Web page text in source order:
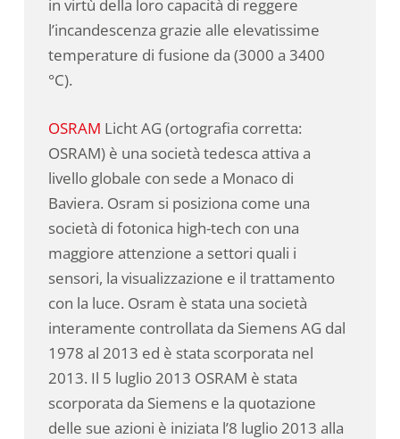
in virtù della loro capacità di reggere
l’incandescenza grazie alle elevatissime
temperature di fusione da (3000 a 3400
°C).
OSRAM Licht AG (ortografia corretta:
OSRAM) è una società tedesca attiva a
livello globale con sede a Monaco di
Baviera. Osram si posiziona come una
società di fotonica high-tech con una
maggiore attenzione a settori quali i
sensori, la visualizzazione e il trattamento
con la luce. Osram è stata una società
interamente controllata da Siemens AG dal
1978 al 2013 ed è stata scorporata nel
2013. Il 5 luglio 2013 OSRAM è stata
scorporata da Siemens e la quotazione
delle sue azioni è iniziata l’8 luglio 2013 alla